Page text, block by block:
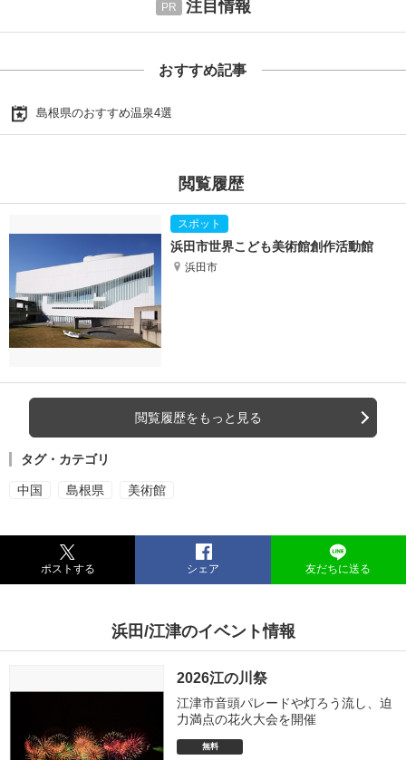
注目情報
おすすめ記事
島根県のおすすめ温泉4選
閲覧履歴
浜田市世界こども美術館創作活動館
浜田市
閲覧履歴をもっと見る
タグ・カテゴリ
中国 島根県 美術館
ポストする シェア 友だちに送る
浜田/江津のイベント情報
2026江の川祭
江津市音頭パレードや灯ろう流し、迫
力満点の花火大会を開催
無料